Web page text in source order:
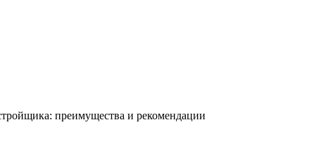
преимущества и рекомендации